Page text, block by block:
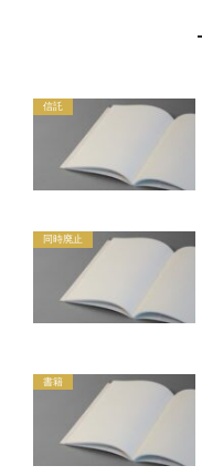
信託
同時廃止
書籍